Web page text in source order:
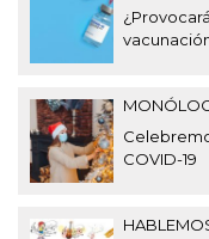
COVID-19